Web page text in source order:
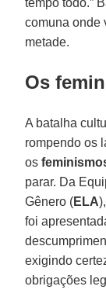
comuna onde
metade.
Os
A batalha
rompendo os
os
parar. Da
Gênero (ELA
foi
exigindo
obrigações